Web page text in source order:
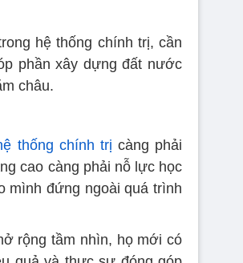
hệ thống chính trị, cần
phần xây dựng đất nước
châu.
thống chính trị càng phải
cao càng phải nỗ lực học
mình đứng ngoài quá trình
rộng tầm nhìn, họ mới có